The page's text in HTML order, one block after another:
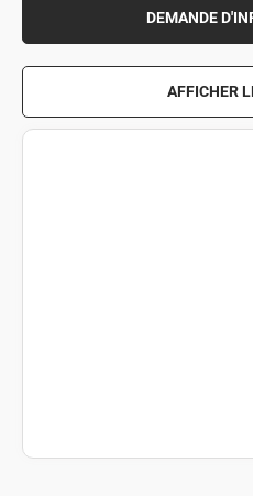
DEMANDE
AFFICHER